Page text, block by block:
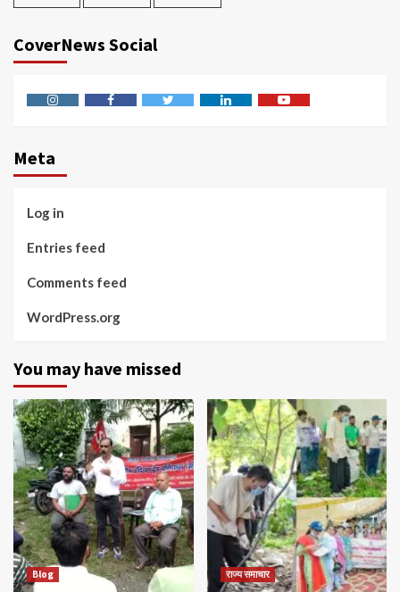
CoverNews Social
Meta
Log in
Entries feed
Comments feed
WordPress.org
You may have missed
Blog राज्य समाचार